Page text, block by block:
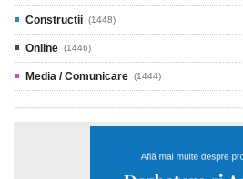
Constructii (1448)
Online (1446)
Media / Comunicare (1444)